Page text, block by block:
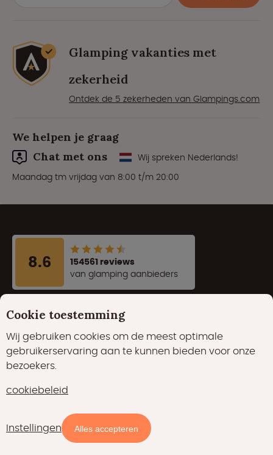
Kaart
Glamping vakanties met
zekerheid
Ontdek de 5 zekerheden van Glampings.com
We helpen je graag
Chat met ons
Wij spreken Nederlands!
Maandag tm vrijdag van 8:00 t/m 20:00
8.6
154561 reviews
van glamping aanbieders
Waarom boeken via Glampings.com?
Alle parken zijn geverifieerd
De #1 Glamping Expert
Laagsteprijsgarantie
Veilig en betrouwbaar
Cookie toestemming
Wij gebruiken cookies om de meest optimale
gebruikerservaring aan te kunnen bieden voor onze
bezoekers.
cookiebeleid
Instellingen Alles accepteren